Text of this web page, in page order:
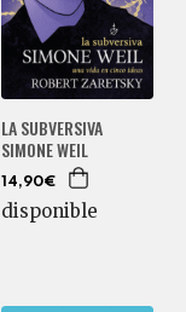
LA SUBVERSIVA
SIMONE WEIL
14,90€
disponible